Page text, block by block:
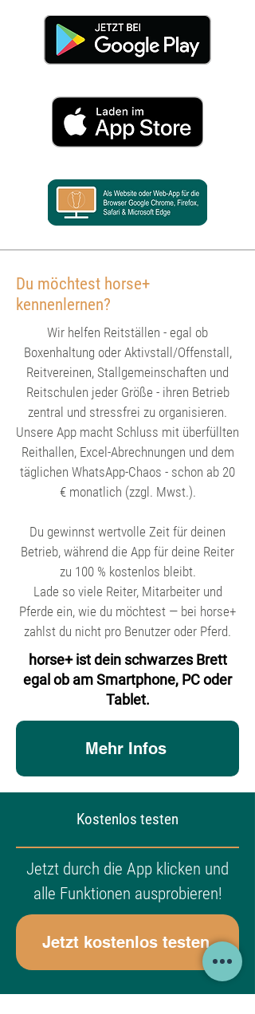
Du möchtest horse+
kennenlernen?
Wir helfen Reitställen - egal ob
Boxenhaltung oder Aktivstall/Offenstall,
Reitvereinen, Stallgemeinschaften und
Reitschulen jeder Größe - ihren Betrieb
zentral und stressfrei zu organisieren.
Unsere App macht Schluss mit überfüllten
Reithallen, Excel-Abrechnungen und dem
täglichen WhatsApp-Chaos - schon ab 20
€ monatlich (zzgl. Mwst.).
Du gewinnst wertvolle Zeit für deinen
Betrieb, während die App für deine Reiter
zu 100 % kostenlos bleibt.
Lade so viele Reiter, Mitarbeiter und
Pferde ein, wie du möchtest — bei horse+
zahlst du nicht pro Benutzer oder Pferd.
horse+ ist dein schwarzes Brett
egal ob am Smartphone, PC oder
Tablet.
Mehr Infos
Kostenlos testen
Jetzt durch die App klicken und
alle Funktionen ausprobieren!
Jetzt kostenlos testen